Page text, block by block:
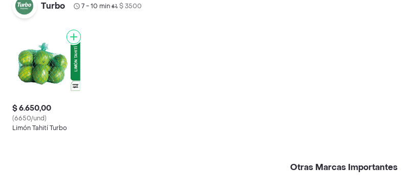
Turbo 7 - 10 min• $ 3500
$ 6.650,00
(6650/und)
Limón Tahití Turbo
Otras Marcas Importantes